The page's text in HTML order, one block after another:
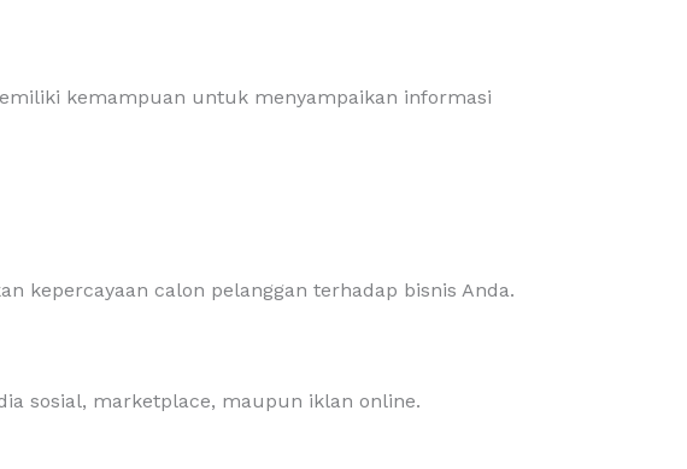
kemampuan untuk menyampaikan informasi
kepercayaan calon pelanggan terhadap bisnis Anda.
sosial, marketplace, maupun iklan online.